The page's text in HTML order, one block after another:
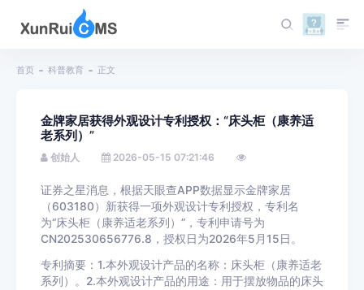
首页 科普教育 正文
金牌家居获得外观设计专利授权：“床头柜（康养适
老系列）”
创始人 2026-05-15 07:21:46
证券之星消息，根据天眼查APP数据显示金牌家居
（603180）新获得一项外观设计专利授权，专利名
为“床头柜（康养适老系列）”，专利申请号为
CN202530656776.8，授权日为2026年5月15日。
专利摘要：1.本外观设计产品的名称：床头柜（康养适老
系列）。2.本外观设计产品的用途：用于摆放物品的床头